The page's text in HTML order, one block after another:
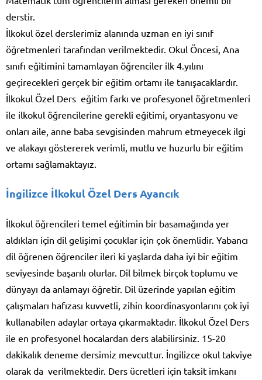
derstir.
İlkokul özel derslerimiz alanında uzman en iyi sınıf
öğretmenleri tarafından verilmektedir. Okul Öncesi, Ana
sınıfı eğitimini tamamlayan öğrenciler ilk 4.yılını
geçirecekleri gerçek bir eğitim ortamı ile tanışacaklardır.
İlkokul Özel Ders eğitim farkı ve profesyonel öğretmenleri
ile ilkokul öğrencilerine gerekli eğitimi, oryantasyonu ve
onları aile, anne baba sevgisinden mahrum etmeyecek ilgi
ve alakayı göstererek verimli, mutlu ve huzurlu bir eğitim
ortamı sağlamaktayız.
İngilizce İlkokul Özel Ders Ayancık
İlkokul öğrencileri temel eğitimin bir basamağında yer
aldıkları için dil gelişimi çocuklar için çok önemlidir. Yabancı
dil öğrenen öğrenciler ileri ki yaşlarda daha iyi bir eğitim
seviyesinde başarılı olurlar. Dil bilmek birçok toplumu ve
dünyayı da anlamayı öğretir. Dil üzerinde yapılan eğitim
çalışmaları hafızası kuvvetli, zihin koordinasyonlarını çok iyi
kullanabilen adaylar ortaya çıkarmaktadır. İlkokul Özel Ders
ile en profesyonel hocalardan ders alabilirsiniz. 15-20
dakikalık deneme dersimiz mevcuttur. İngilizce okul takviye
olarak da verilmektedir. Ders ücretleri için taksit imkanı